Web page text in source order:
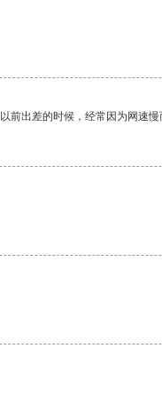
出差的时候，经常因为网速